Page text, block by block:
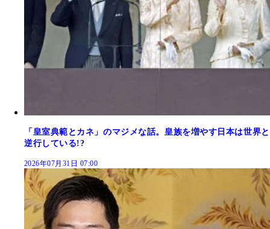
「皇室典範とカネ」のマジメな話。皇族を増やす日本は世界と
逆行している!?
2026年07月31日 07:00